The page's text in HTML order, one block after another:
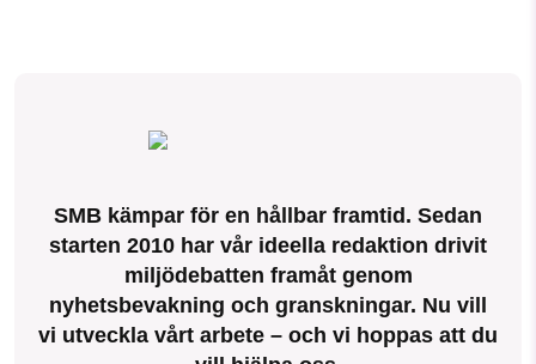
SMB kämpar för en hållbar framtid. Sedan
starten 2010 har vår ideella redaktion drivit
miljödebatten framåt genom
nyhetsbevakning och granskningar. Nu vill
vi utveckla vårt arbete – och vi hoppas att du